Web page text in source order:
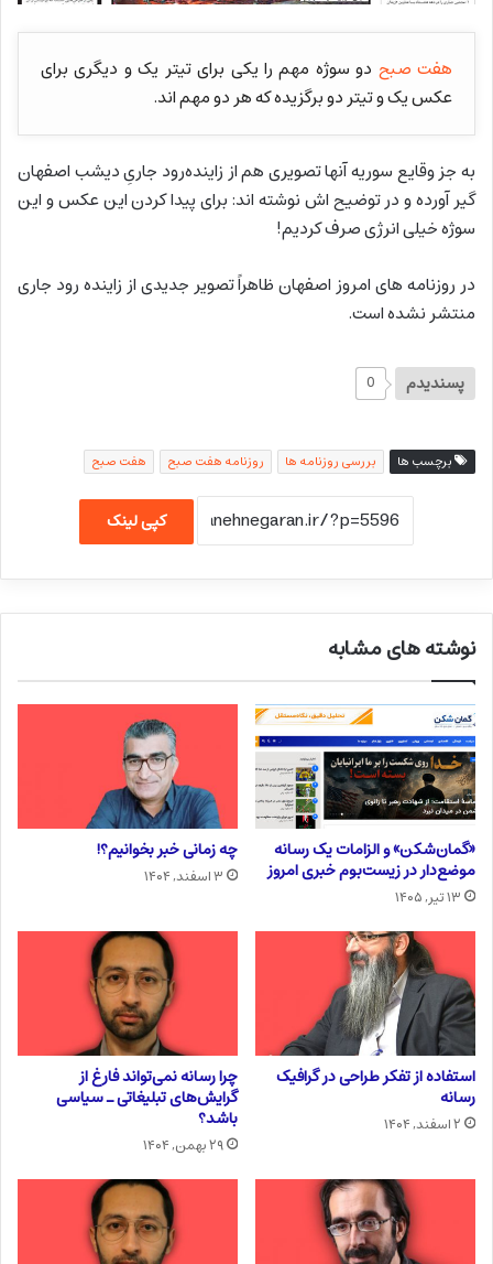
هفت صبح دو سوژه مهم را یکی برای تیتر یک و دیگری برای
عکس یک و تیتر دو برگزیده که هر دو مهم اند.
به جز وقایع سوریه آنها تصویری هم از زاینده‌رود جاریِ دیشب اصفهان
گیر آورده و در توضیح اش نوشته اند: برای پیدا کردن این عکس و این
سوژه خیلی انرژی صرف کردیم!
در روزنامه های امروز اصفهان ظاهراً تصویر جدیدی از زاینده رود جاری
منتشر نشده است.
پسندیدم 0
برچسب ها بررسی روزنامه ها روزنامه هفت صبح هفت صبح
کپی لینک
نوشته های مشابه
«گمان‌شکن» و الزامات یک رسانه
موضع‌دار در زیست‌بوم خبری امروز
۱۳ تیر, ۱۴۰۵
چه زمانی خبر بخوانیم؟!
۳ اسفند, ۱۴۰۴
استفاده از تفکر طراحی در گرافیک
رسانه
۲ اسفند, ۱۴۰۴
چرا رسانه نمی‌تواند فارغ از
گرایش‌های تبلیغاتی ـ سیاسی
باشد؟
۲۹ بهمن, ۱۴۰۴